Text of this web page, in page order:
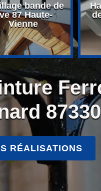
bande de
87 Haute-
Vienne
RÉALISATIONS